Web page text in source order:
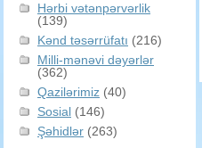
Hərbi vətənpərvərlik
(139)
Kənd təsərrüfatı (216)
Milli-mənəvi dəyərlər
(362)
Qazilərimiz (40)
Sosial (146)
Şəhidlər (263)